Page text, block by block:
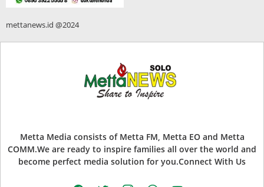
mettanews.id @2024
Metta Media consists of Metta FM, Metta EO and Metta
COMM.We are ready to inspire families all over the world and
become perfect media solution for you.Connect With Us